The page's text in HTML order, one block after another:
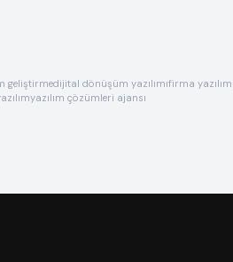
geliştirmedijital dönüşüm yazılımıfirma
yazılım çözümleri ajansı